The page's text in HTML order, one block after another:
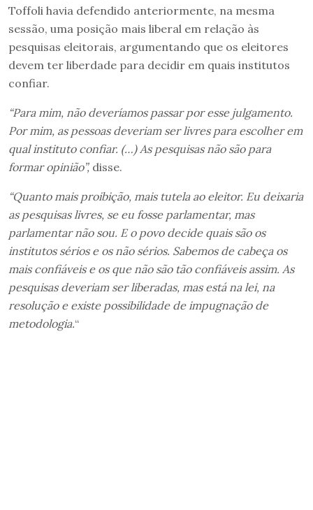
Toffoli havia defendido anteriormente, na mesma
sessão, uma posição mais liberal em relação às
pesquisas eleitorais, argumentando que os eleitores
devem ter liberdade para decidir em quais institutos
confiar.
“Para mim, não deveríamos passar por esse julgamento.
Por mim, as pessoas deveriam ser livres para escolher em
qual instituto confiar. (…) As pesquisas não são para
formar opinião”, disse.
“Quanto mais proibição, mais tutela ao eleitor. Eu deixaria
as pesquisas livres, se eu fosse parlamentar, mas
parlamentar não sou. E o povo decide quais são os
institutos sérios e os não sérios. Sabemos de cabeça os
mais confiáveis e os que não são tão confiáveis assim. As
pesquisas deveriam ser liberadas, mas está na lei, na
resolução e existe possibilidade de impugnação de
metodologia.“